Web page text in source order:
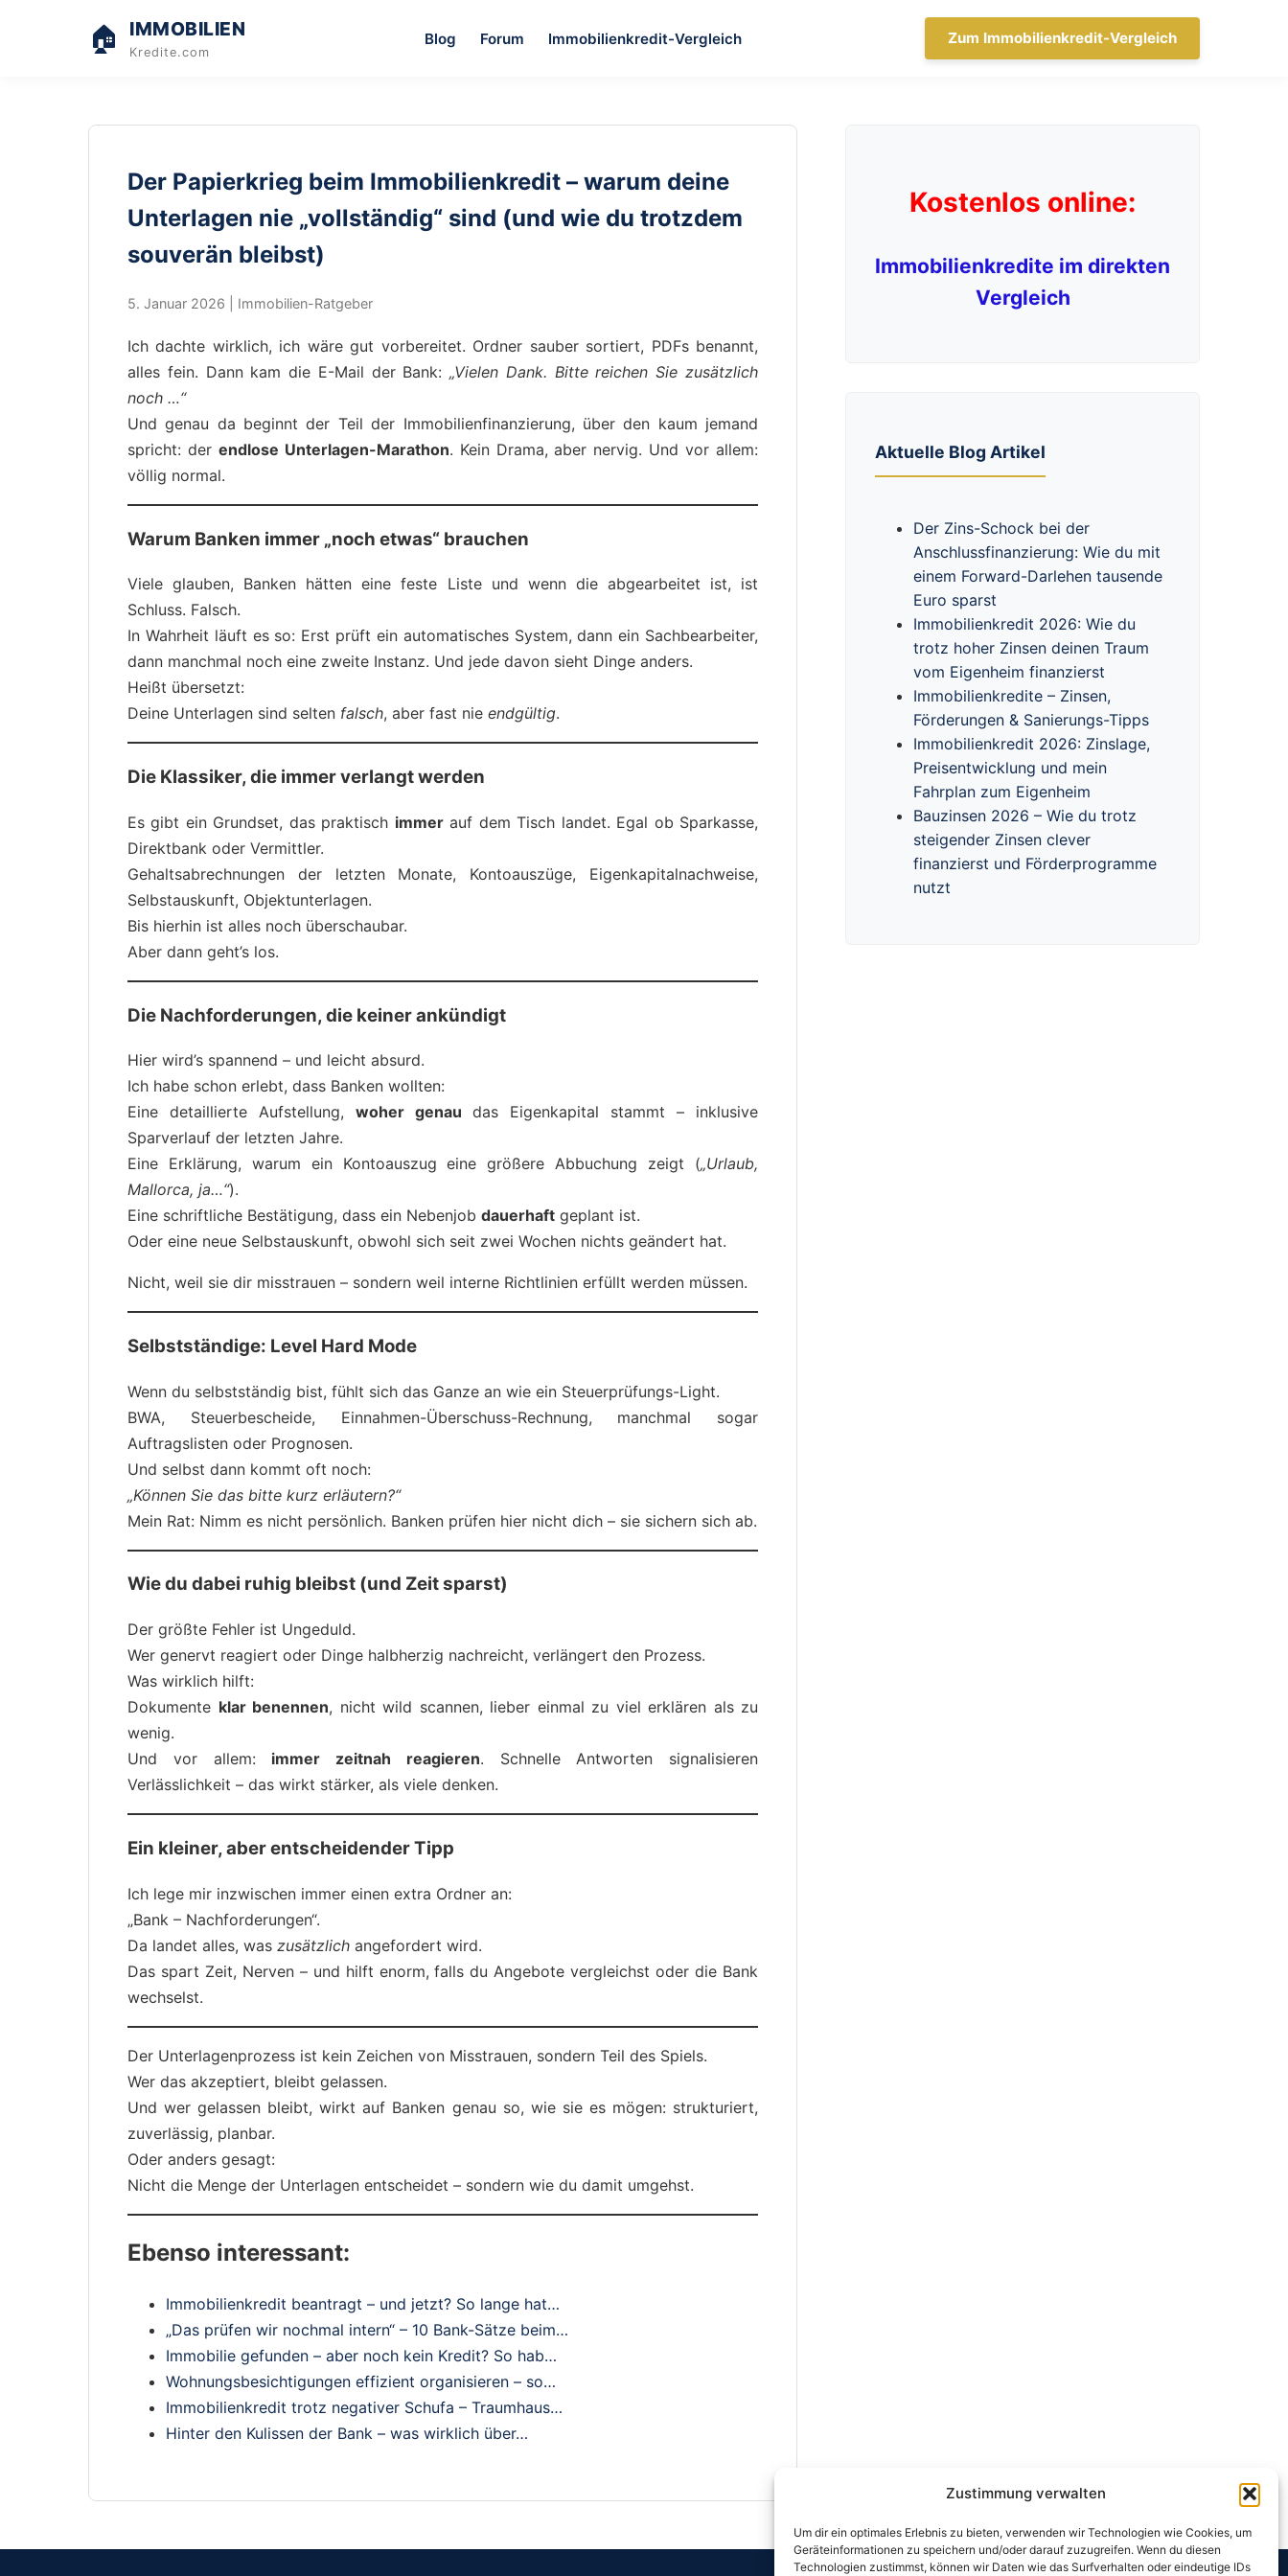
Zustimmung verwalten
Um dir ein optimales Erlebnis zu bieten, verwenden wir Technologien wie Cookies, um
Geräteinformationen zu speichern und/oder darauf zuzugreifen. Wenn du diesen
Technologien zustimmst, können wir Daten wie das Surfverhalten oder eindeutige IDs
🏠 IMMOBILIEN
Kredite.com
Blog Forum Immobilienkredit-Vergleich Zum Immobilienkredit-Vergleich
Der Papierkrieg beim Immobilienkredit – warum deine
Unterlagen nie „vollständig“ sind (und wie du trotzdem
souverän bleibst)
5. Januar 2026 | Immobilien-Ratgeber
Ich dachte wirklich, ich wäre gut vorbereitet. Ordner sauber sortiert, PDFs benannt,
alles fein. Dann kam die E-Mail der Bank:„Vielen Dank. Bitte reichen Sie zusätzlich
noch …“
Und genau da beginnt der Teil der Immobilienfinanzierung, über den kaum jemand
spricht: der endlose Unterlagen-Marathon. Kein Drama, aber nervig. Und vor allem:
völlig normal.
Warum Banken immer „noch etwas“ brauchen
Viele glauben, Banken hätten eine feste Liste und wenn die abgearbeitet ist, ist
Schluss. Falsch.
In Wahrheit läuft es so: Erst prüft ein automatisches System, dann ein Sachbearbeiter,
dann manchmal noch eine zweite Instanz. Und jede davon sieht Dinge anders.
Heißt übersetzt:
Deine Unterlagen sind selten falsch, aber fast nie endgültig.
Die Klassiker, die immer verlangt werden
Es gibt ein Grundset, das praktisch immerauf dem Tisch landet. Egal ob Sparkasse,
Direktbank oder Vermittler.
Gehaltsabrechnungen der letzten Monate, Kontoauszüge, Eigenkapitalnachweise,
Selbstauskunft, Objektunterlagen.
Bis hierhin ist alles noch überschaubar.
Aber dann geht’s los.
Die Nachforderungen, die keiner ankündigt
Hier wird’s spannend – und leicht absurd.
Ich habe schon erlebt, dass Banken wollten:
Eine detaillierte Aufstellung, woher genau das Eigenkapital stammt – inklusive
Sparverlauf der letzten Jahre.
Eine Erklärung, warum ein Kontoauszug eine größere Abbuchung zeigt („Urlaub,
Mallorca, ja…“).
Eine schriftliche Bestätigung, dass ein Nebenjob dauerhaft geplant ist.
Oder eine neue Selbstauskunft, obwohl sich seit zwei Wochen nichts geändert hat.
Nicht, weil sie dir misstrauen – sondern weil interne Richtlinien erfüllt werden müssen.
Selbstständige: Level Hard Mode
Wenn du selbstständig bist, fühlt sich das Ganze an wie ein Steuerprüfungs-Light.
BWA, Steuerbescheide, Einnahmen-Überschuss-Rechnung, manchmal sogar
Auftragslisten oder Prognosen.
Und selbst dann kommt oft noch:
„Können Sie das bitte kurz erläutern?“
Mein Rat: Nimm es nicht persönlich. Banken prüfen hier nicht dich – sie sichern sich ab.
Wie du dabei ruhig bleibst (und Zeit sparst)
Der größte Fehler ist Ungeduld.
Wer genervt reagiert oder Dinge halbherzig nachreicht, verlängert den Prozess.
Was wirklich hilft:
Dokumente klar benennen, nicht wild scannen, lieber einmal zu viel erklären als zu
wenig.
Und vor allem: immer zeitnah reagieren. Schnelle Antworten signalisieren
Verlässlichkeit – das wirkt stärker, als viele denken.
Ein kleiner, aber entscheidender Tipp
Ich lege mir inzwischen immer einen extra Ordner an:
„Bank – Nachforderungen“.
Da landet alles, was zusätzlich angefordert wird.
Das spart Zeit, Nerven – und hilft enorm, falls du Angebote vergleichst oder die Bank
wechselst.
Der Unterlagenprozess ist kein Zeichen von Misstrauen, sondern Teil des Spiels.
Wer das akzeptiert, bleibt gelassen.
Und wer gelassen bleibt, wirkt auf Banken genau so, wie sie es mögen: strukturiert,
zuverlässig, planbar.
Oder anders gesagt:
Nicht die Menge der Unterlagen entscheidet – sondern wie du damit umgehst.
Ebenso interessant:
Immobilienkredit beantragt – und jetzt? So lange hat…
„Das prüfen wir nochmal intern“ – 10 Bank-Sätze beim…
Immobilie gefunden – aber noch kein Kredit? So hab…
Wohnungsbesichtigungen effizient organisieren – so…
Immobilienkredit trotz negativer Schufa – Traumhaus…
Hinter den Kulissen der Bank – was wirklich über…
Kostenlos online:
Immobilienkredite im direkten
Vergleich
Aktuelle Blog Artikel
Der Zins-Schock bei der
Anschlussfinanzierung: Wie du mit
einem Forward-Darlehen tausende
Euro sparst
Immobilienkredit 2026: Wie du
trotz hoher Zinsen deinen Traum
vom Eigenheim finanzierst
Immobilienkredite – Zinsen,
Förderungen & Sanierungs-Tipps
Immobilienkredit 2026: Zinslage,
Preisentwicklung und mein
Fahrplan zum Eigenheim
Bauzinsen 2026 – Wie du trotz
steigender Zinsen clever
finanzierst und Förderprogramme
nutzt